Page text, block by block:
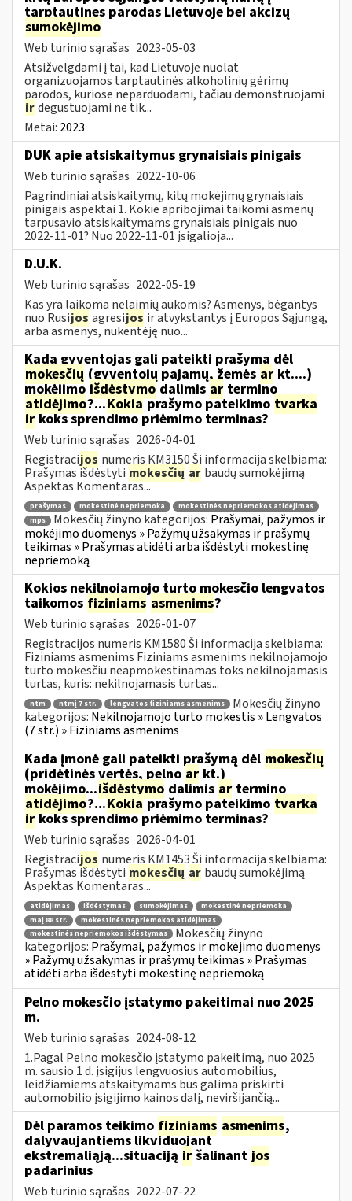
tarptautines parodas Lietuvoje bei akcizų
sumokėjimo
Web turinio sąrašas 2023-05-03
Atsižvelgdami į tai, kad Lietuvoje nuolat
organizuojamos tarptautinės alkoholinių gėrimų
parodos, kuriose neparduodami, tačiau demonstruojami
irdegustuojami ne tik...
Metai: 2023
DUK apie atsiskaitymus grynaisiais pinigais
Web turinio sąrašas 2022-10-06
Pagrindiniai atsiskaitymų, kitų mokėjimų grynaisiais
pinigais aspektai 1. Kokie apribojimai taikomi asmenų
tarpusavio atsiskaitymams grynaisiais pinigais nuo
2022-11-01? Nuo 2022-11-01 įsigalioja...
D.U.K.
Web turinio sąrašas 2022-05-19
Kas yra laikoma nelaimių aukomis? Asmenys, bėgantys
nuo Rusijos agresijos ir atvykstantys į Europos Sąjungą,
arba asmenys, nukentėję nuo...
Kada gyventojas gali pateikti prašymą dėl
mokesčių (gyventojų pajamų, žemės ar kt....)
mokėjimo išdėstymo dalimis ar termino
atidėjimo?...Kokiaprašymo pateikimo tvarka
irkoks sprendimo priėmimo terminas?
Web turinio sąrašas 2026-04-01
Registracijos numeris KM3150 Ši informacija skelbiama:
Prašymas išdėstyti mokesčių ar baudų sumokėjimą
Aspektas Komentaras...
prašymas mokestinė nepriemoka
mokestinės nepriemokos atidėjimas
mps
Mokesčių žinyno kategorijos: Prašymai, pažymos ir
mokėjimo duomenys » Pažymų užsakymas ir prašymų
teikimas » Prašymas atidėti arba išdėstyti mokestinę
nepriemoką
Kokios nekilnojamojo turto mokesčio lengvatos
taikomos fiziniams asmenims?
Web turinio sąrašas 2026-01-07
Registracijos numeris KM1580 Ši informacija skelbiama:
Fiziniams asmenims Fiziniams asmenims nekilnojamojo
turto mokesčiu neapmokestinamas toks nekilnojamasis
turtas, kuris: nekilnojamasis turtas...
ntm ntmį 7 str. lengvatos fiziniams asmenims
Mokesčių žinyno
kategorijos: Nekilnojamojo turto mokestis » Lengvatos
(7 str.) » Fiziniams asmenims
Kada įmonė gali pateikti prašymą dėl mokesčių
(pridėtinės vertės, pelno ar kt.)
mokėjimo...išdėstymo dalimis ar termino
atidėjimo?...Kokiaprašymo pateikimo tvarka
irkoks sprendimo priėmimo terminas?
Web turinio sąrašas 2026-04-01
Registracijos numeris KM1453 Ši informacija skelbiama:
Prašymas išdėstyti mokesčių ar baudų sumokėjimą
Aspektas Komentaras...
atidėjimas išdėstymas sumokėjimas
mokestinė nepriemoka
maį 88 str.
mokestinės nepriemokos atidėjimas
mokestinės nepriemokos išdėstymas
Mokesčių žinyno
kategorijos: Prašymai, pažymos ir mokėjimo duomenys
» Pažymų užsakymas ir prašymų teikimas » Prašymas
atidėti arba išdėstyti mokestinę nepriemoką
Pelno mokesčio įstatymo pakeitimai nuo 2025
m.
Web turinio sąrašas 2024-08-12
1.Pagal Pelno mokesčio įstatymo pakeitimą, nuo 2025
m. sausio 1 d. įsigijus lengvuosius automobilius,
leidžiamiems atskaitymams bus galima priskirti
automobilio įsigijimo kainos dalį, neviršijančią...
Dėl paramos teikimo fiziniams asmenims,
dalyvaujantiems likviduojant
ekstremaliąją...situaciją ir šalinant jos
padarinius
Web turinio sąrašas 2022-07-22